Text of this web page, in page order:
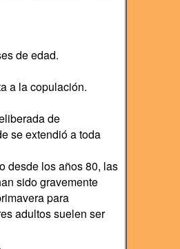
de edad.
a la copulación.
de
se extendió a toda
desde los años 80, las
sido gravemente
para
adultos suelen ser